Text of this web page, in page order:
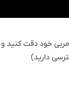
خود دقت کنید و
دارید)